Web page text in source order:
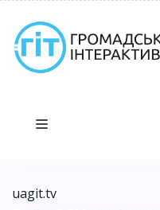
uagit.tv